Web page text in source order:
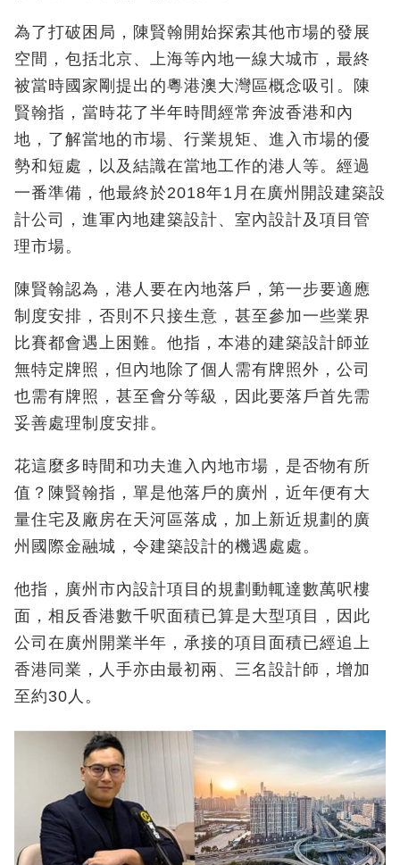
為了打破困局，陳賢翰開始探索其他市場的發展
空間，包括北京、上海等內地一線大城市，最終
被當時國家剛提出的粵港澳大灣區概念吸引。陳
賢翰指，當時花了半年時間經常奔波香港和內
地，了解當地的市場、行業規矩、進入市場的優
勢和短處，以及結識在當地工作的港人等。經過
一番準備，他最終於2018年1月在廣州開設建築設
計公司，進軍內地建築設計、室內設計及項目管
理市場。
陳賢翰認為，港人要在內地落戶，第一步要適應
制度安排，否則不只接生意，甚至參加一些業界
比賽都會遇上困難。他指，本港的建築設計師並
無特定牌照，但內地除了個人需有牌照外，公司
也需有牌照，甚至會分等級，因此要落戶首先需
妥善處理制度安排。
花這麼多時間和功夫進入內地市場，是否物有所
值？陳賢翰指，單是他落戶的廣州，近年便有大
量住宅及廠房在天河區落成，加上新近規劃的廣
州國際金融城，令建築設計的機遇處處。
他指，廣州市內設計項目的規劃動輒達數萬呎樓
面，相反香港數千呎面積已算是大型項目，因此
公司在廣州開業半年，承接的項目面積已經追上
香港同業，人手亦由最初兩、三名設計師，增加
至約30人。